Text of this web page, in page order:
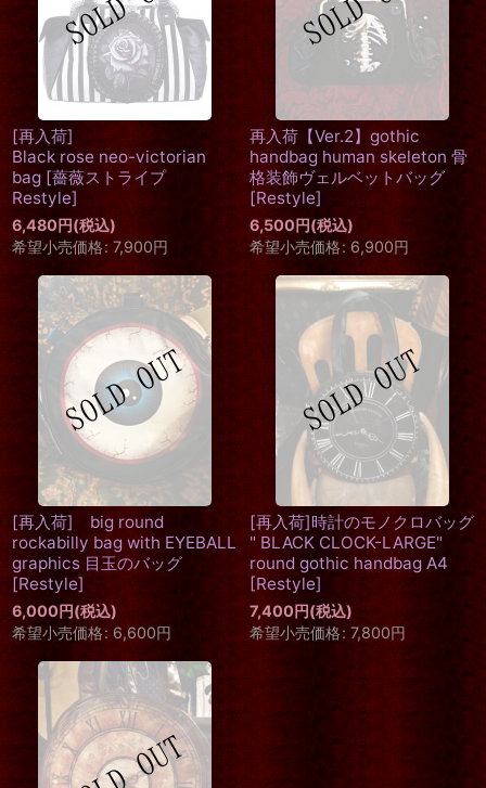
[再入荷]
Black rose neo-victorian
bag [薔薇ストライプ
Restyle]
6,480円(税込)
希望小売価格: 7,900円
再入荷【Ver.2】gothic
handbag human skeleton 骨
格装飾ヴェルベットバッグ
[Restyle]
6,500円(税込)
希望小売価格: 6,900円
[再入荷] big round
rockabilly bag with EYEBALL
graphics 目玉のバッグ
[Restyle]
6,000円(税込)
希望小売価格: 6,600円
[再入荷]時計のモノクロバッグ
" BLACK CLOCK-LARGE"
round gothic handbag A4
[Restyle]
7,400円(税込)
希望小売価格: 7,800円